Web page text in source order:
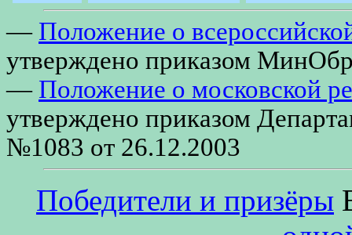
— Положение о
утверждено приказом
— Положение о московской
утверждено приказом
№1083 от 26.12.2003
Победители и призёры